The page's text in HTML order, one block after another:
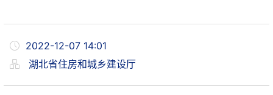
2022-12-07 14:01
湖北省住房和城乡建设厅